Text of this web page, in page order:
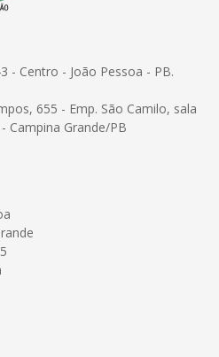
- Centro - João Pessoa - PB.
655 - Emp. São Camilo, sala
Campina Grande/PB